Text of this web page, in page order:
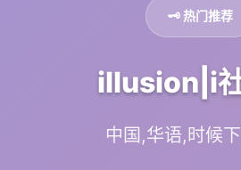
🗝️ 热门推荐
illusion|i
中国,华语,时候